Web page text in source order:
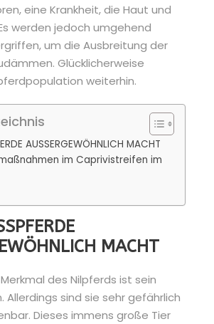
eine Krankheit, die Haut und
werden jedoch umgehend
um die Ausbreitung der
Glücklicherweise
weiterhin.
AUSSERGEWÖHNLICH MACHT
im Caprivistreifen im
MACHT
des Nilpferds ist sein
Allerdings sind sie sehr gefährlich
Dieses immens große Tier